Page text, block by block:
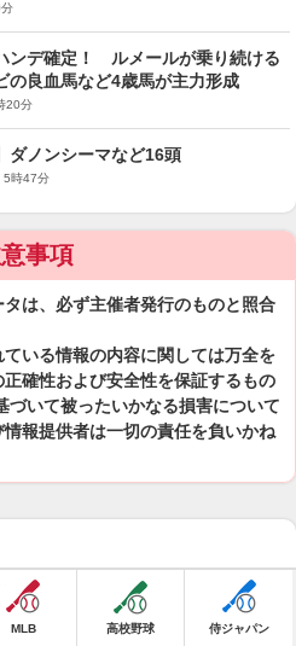
ンデ確定！ ルメールが乗り続ける
の良血馬など4歳馬が主力形成
20分
ダノンシーマなど16頭
時47分
事項
は、必ず主催者発行のものと照合
いる情報の内容に関しては万全を
確性および安全性を保証するもの
づいて被ったいかなる損害について
報提供者は一切の責任を負いかね
MLB 高校野球 侍ジャパン